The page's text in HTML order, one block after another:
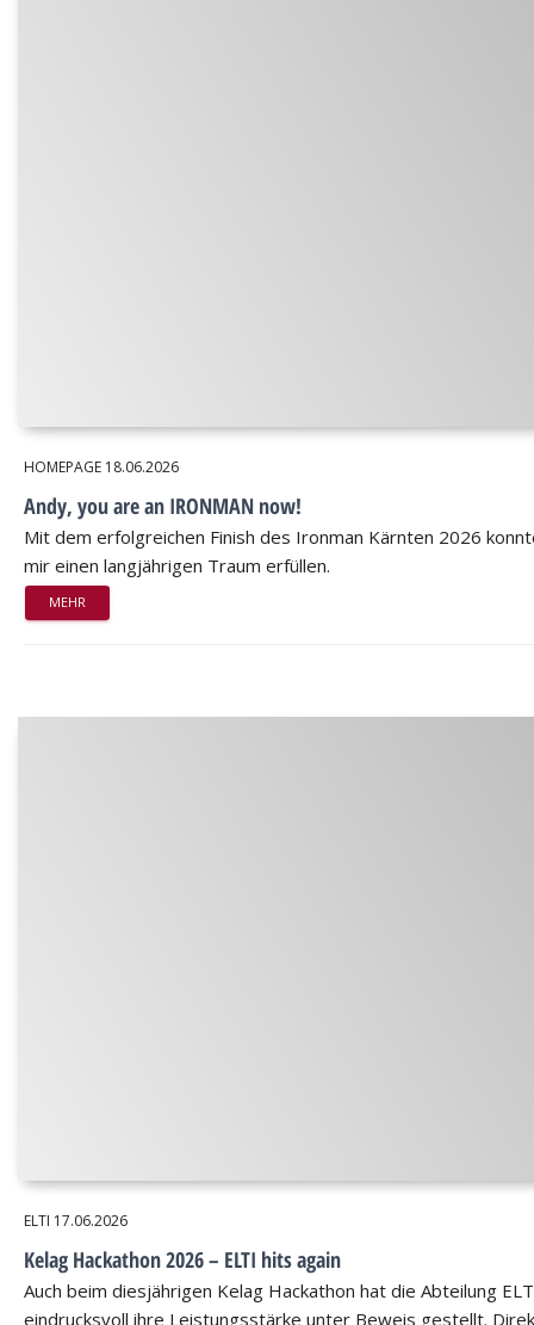
HOMEPAGE 18.06.2026
Andy, you are an IRONMAN now!
Mit dem erfolgreichen Finish des Ironman Kärnten 2026
mir einen langjährigen Traum erfüllen.
MEHR
ELTI 17.06.2026
Kelag Hackathon 2026 – ELTI hits again
Auch beim diesjährigen Kelag Hackathon hat die Abteilung
eindrucksvoll ihre Leistungsstärke unter Beweis gestellt.